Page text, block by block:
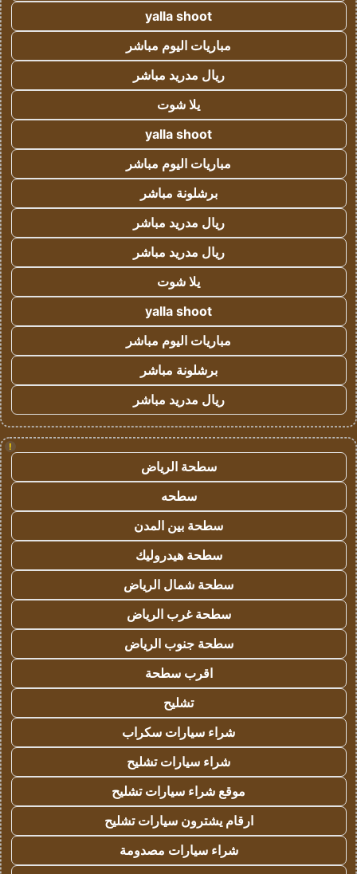
yalla shoot
مباريات اليوم مباشر
ريال مدريد مباشر
يلا شوت
yalla shoot
مباريات اليوم مباشر
برشلونة مباشر
ريال مدريد مباشر
ريال مدريد مباشر
يلا شوت
yalla shoot
مباريات اليوم مباشر
برشلونة مباشر
ريال مدريد مباشر
!
سطحة الرياض
سطحه
سطحة بين المدن
سطحة هيدروليك
سطحة شمال الرياض
سطحة غرب الرياض
سطحة جنوب الرياض
اقرب سطحة
تشليح
شراء سيارات سكراب
شراء سيارات تشليح
موقع شراء سيارات تشليح
ارقام يشترون سيارات تشليح
شراء سيارات مصدومة